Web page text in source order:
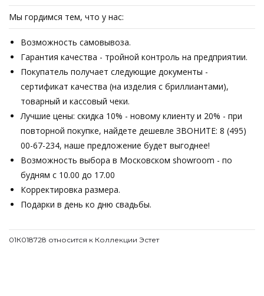
Мы гордимся тем, что у нас:
Возможность самовывоза.
Гарантия качества - тройной контроль на предприятии.
Покупатель получает следующие документы -
сертификат качества (на изделия с бриллиантами),
товарный и кассовый чеки.
Лучшие цены: скидка 10% - новому клиенту и 20% - при
повторной покупке, найдете дешевле ЗВОНИТЕ: 8 (495)
00-67-234, наше предложение будет выгоднее!
Возможность выбора в Московском showroom - по
будням с 10.00 до 17.00
Корректировка размера.
Подарки в день ко дню свадьбы.
01К018728 относится к Коллекции Эстет